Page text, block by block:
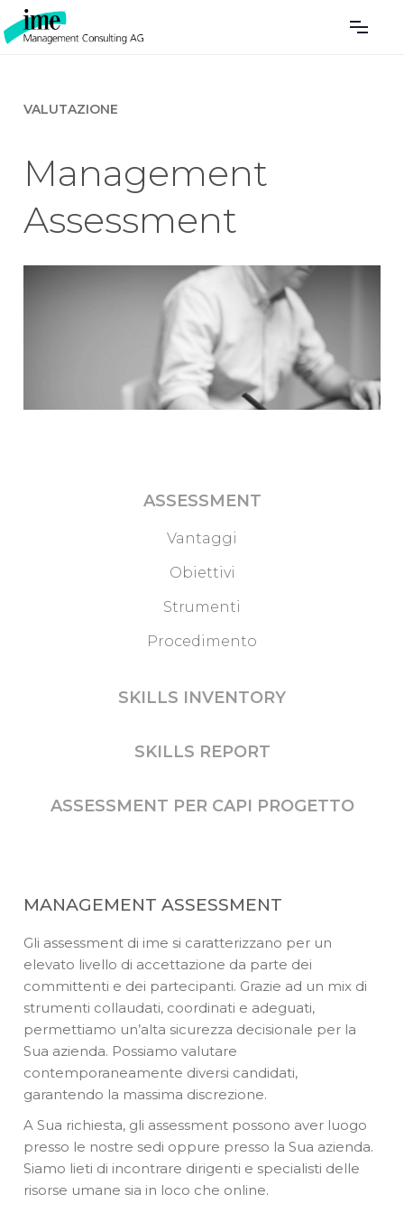
VALUTAZIONE
Manage­ment
Assessment
ASSESSMENT
Vantaggi
Obiettivi
Strumenti
Procedimento
SKILLS INVENTORY
SKILLS REPORT
ASSESSMENT PER CAPI PROGETTO
MANAGEMENT ASSESSMENT
Gli assessment di ime si caratterizzano per un
elevato livello di accettazione da parte dei
committenti e dei partecipanti. Grazie ad un mix di
strumenti collaudati, coordinati e adeguati,
permettiamo un’alta sicurezza decisionale per la
Sua azienda. Possiamo valutare
contemporaneamente diversi candidati,
garantendo la massima discrezione.
A Sua richiesta, gli assessment possono aver luogo
presso le nostre sedi oppure presso la Sua azienda.
Siamo lieti di incontrare dirigenti e specialisti delle
risorse umane sia in loco che online.